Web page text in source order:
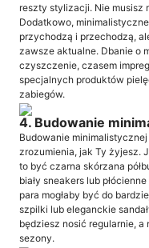
reszty stylizacji. Nie musisz
Dodatkowo,
przychodzą i przechodzą,
zawsze aktualne. Dbanie o
czyszczenie, czasem
specjalnych produktów
zabiegów.
4. Budowanie
Budowanie
zrozumienia, jak Ty żyjesz.
to być czarna skórzana
biały sneakers lub
para mogłaby być do
szpilki lub eleganckie
będziesz nosić regularnie,
sezony.